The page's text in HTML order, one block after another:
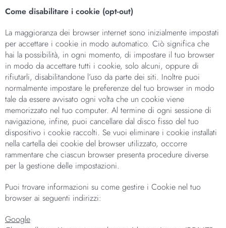
Come disabilitare i cookie (opt-out)
La maggioranza dei browser internet sono inizialmente impostati
per accettare i cookie in modo automatico. Ciò significa che
hai la possibilità, in ogni momento, di impostare il tuo browser
in modo da accettare tutti i cookie, solo alcuni, oppure di
rifiutarli, disabilitandone l’uso da parte dei siti. Inoltre puoi
normalmente impostare le preferenze del tuo browser in modo
tale da essere avvisato ogni volta che un cookie viene
memorizzato nel tuo computer. Al termine di ogni sessione di
navigazione, infine, puoi cancellare dal disco fisso del tuo
dispositivo i cookie raccolti. Se vuoi eliminare i cookie installati
nella cartella dei cookie del browser utilizzato, occorre
rammentare che ciascun browser presenta procedure diverse
per la gestione delle impostazioni.
Puoi trovare informazioni su come gestire i Cookie nel tuo
browser ai seguenti indirizzi:
Google